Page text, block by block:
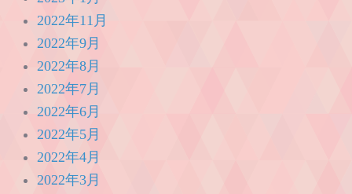
2022年11月
2022年9月
2022年8月
2022年7月
2022年6月
2022年5月
2022年4月
2022年3月